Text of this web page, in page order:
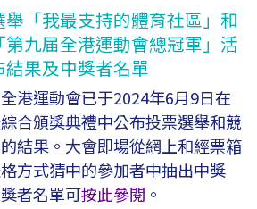
舉「我最支持的體育社區」和
第九届全港運動會總冠軍」活
結果及中獎者名單
港運動會已于2024年6月9日在
合頒獎典禮中公布投票選舉和競
結果。大會即場從網上和經票箱
方式猜中的參加者中抽出中獎
者名單可按此參閱 。